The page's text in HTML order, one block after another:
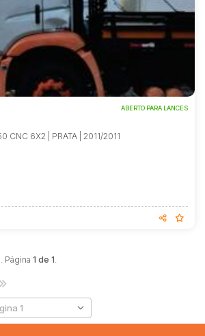
ABERTO PARA LANCES
CNC 6X2 | PRATA | 2011/2011
Página 1 de 1.